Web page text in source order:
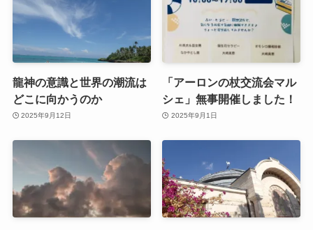
龍神の意識と世界の潮流は
どこに向かうのか
2025年9月12日
「アーロンの杖交流会マル
シェ」無事開催しました！
2025年9月1日